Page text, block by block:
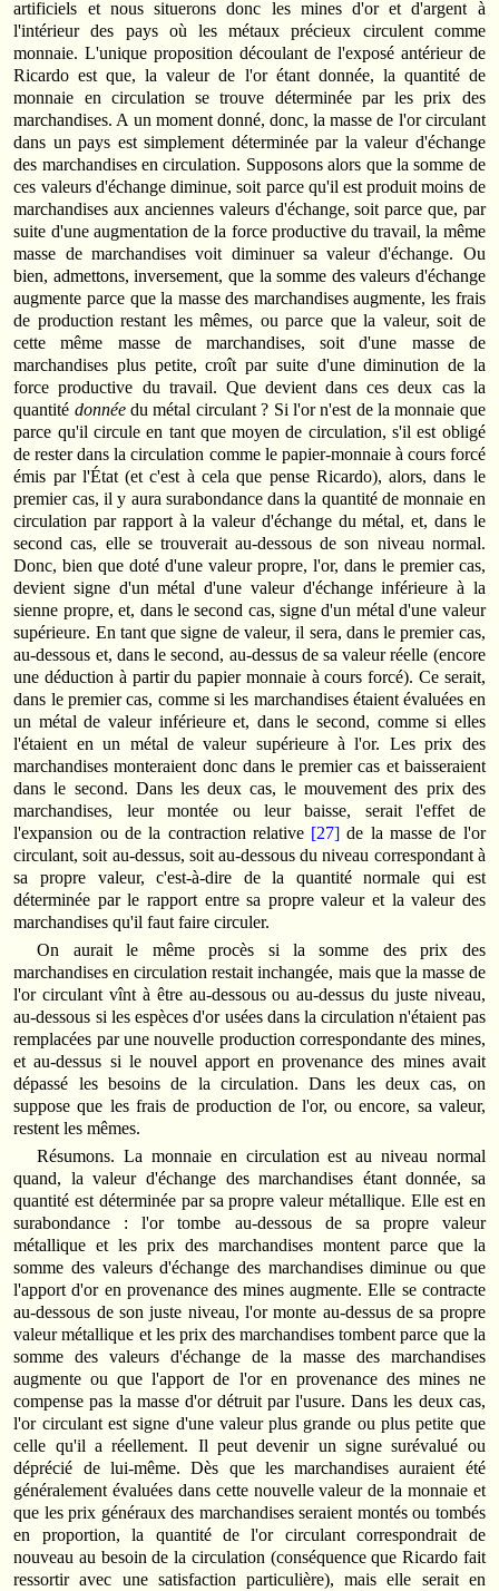
artificiels et nous situerons donc les mines d'or et d'argent à
l'intérieur des pays où les métaux précieux circulent comme
monnaie. L'unique proposition découlant de l'exposé antérieur de
Ricardo est que, la valeur de l'or étant donnée, la quantité de
monnaie en circulation se trouve déterminée par les prix des
marchandises. A un moment donné, donc, la masse de l'or circulant
dans un pays est simplement déterminée par la valeur d'échange
des marchandises en circulation. Supposons alors que la somme de
ces valeurs d'échange diminue, soit parce qu'il est produit moins de
marchandises aux anciennes valeurs d'échange, soit parce que, par
suite d'une augmentation de la force productive du travail, la même
masse de marchandises voit diminuer sa valeur d'échange. Ou
bien, admettons, inver­se­ment, que la somme des valeurs d'échange
augmente parce que la masse des marchandises augmente, les frais
de production restant les mêmes, ou parce que la valeur, soit de
cette même masse de marchandises, soit d'une masse de
marchandises plus petite, croît par suite d'une diminution de la
force productive du travail. Que devient dans ces deux cas la
quantité donnéedu métal circulant ? Si l'or n'est de la monnaie que
parce qu'il circule en tant que moyen de circulation, s'il est obligé
de rester dans la circulation comme le papier-monnaie à cours forcé
émis par l'État (et c'est à cela que pense Ricardo), alors, dans le
premier cas, il y aura surabondance dans la quantité de monnaie en
circulation par rapport à la valeur d'échange du métal, et, dans le
second cas, elle se trouverait au-dessous de son niveau normal.
Donc, bien que doté d'une valeur propre, l'or, dans le premier cas,
devient signe d'un métal d'une valeur d'échange inférieure à la
sienne propre, et, dans le second cas, signe d'un métal d'une valeur
supérieure. En tant que signe de valeur, il sera, dans le premier cas,
au-dessous et, dans le second, au-dessus de sa valeur réelle (encore
une déduction à partir du papier monnaie à cours forcé). Ce serait,
dans le premier cas, comme si les marchan­dises étaient évaluées en
un métal de valeur inférieure et, dans le second, comme si elles
l'étaient en un métal de valeur supérieure à l'or. Les prix des
marchandises monteraient donc dans le premier cas et baisseraient
dans le second. Dans les deux cas, le mouvement des prix des
marchandises, leur montée ou leur baisse, serait l'effet de
l'expansion ou de la contraction relative [27] de la masse de l'or
circulant, soit au-dessus, soit au-dessous du niveau correspon­dant à
sa propre valeur, c'est-à-dire de la quantité normale qui est
déterminée par le rapport entre sa propre valeur et la valeur des
marchandises qu'il faut faire circuler.
On aurait le même procès si la somme des prix des
marchandises en circulation restait inchangée, mais que la masse de
l'or circulant vînt à être au-dessous ou au-dessus du juste niveau,
au-dessous si les espèces d'or usées dans la circulation n'étaient pas
remplacées par une nouvelle production correspondante des mines,
et au-dessus si le nouvel apport en provenance des mines avait
dépassé les besoins de la circulation. Dans les deux cas, on
suppose que les frais de production de l'or, ou encore, sa valeur,
restent les mêmes.
Résumons. La monnaie en circulation est au niveau normal
quand, la valeur d'échange des marchandises étant donnée, sa
quantité est déterminée par sa propre valeur métallique. Elle est en
surabondance : l'or tombe au-dessous de sa propre valeur
métallique et les prix des marchandises montent parce que la
somme des valeurs d'échange des marchandises diminue ou que
l'apport d'or en provenance des mines augmente. Elle se contracte
au-dessous de son juste niveau, l'or monte au-dessus de sa propre
valeur métallique et les prix des marchandises tombent parce que la
somme des valeurs d'échange de la masse des marchandises
augmente ou que l'apport de l'or en provenance des mines ne
compense pas la masse d'or détruit par l'usure. Dans les deux cas,
l'or circulant est signe d'une valeur plus grande ou plus petite que
celle qu'il a réellement. Il peut devenir un signe surévalué ou
déprécié de lui-même. Dès que les marchandises auraient été
généralement évaluées dans cette nouvelle valeur de la monnaie et
que les prix généraux des marchandises seraient montés ou tombés
en proportion, la quantité de l'or circulant correspondrait de
nouveau au besoin de la circulation (consé­quence que Ricardo fait
ressortir avec une satisfaction particulière), mais elle serait en